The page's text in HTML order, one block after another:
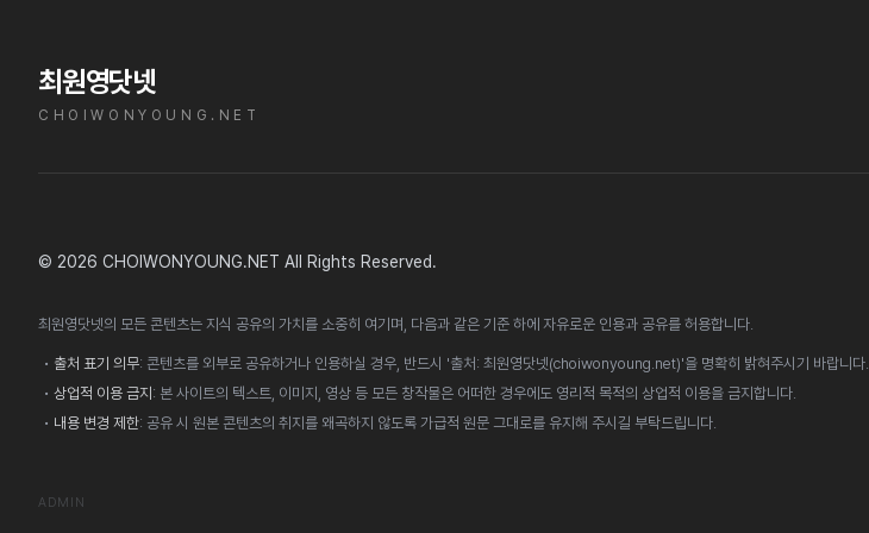
최원영닷넷
CHOIWONYOUNG.NET
© 2026 CHOIWONYOUNG.NET All Rights Reserved.
최원영닷넷의 모든 콘텐츠는 지식 공유의 가치를 소중히 여기며, 다음과 같은 기준 하에 자유로운 인용과 공유를 허용합니다.
• 출처 표기 의무: 콘텐츠를 외부로 공유하거나 인용하실 경우, 반드시 '출처: 최원영닷넷(choiwonyoung.net)'을 명확히 밝혀주시기 바랍니다.
• 상업적 이용 금지 : 본 사이트의 텍스트, 이미지, 영상 등 모든 창작물은 어떠한 경우에도 영리적 목적의 상업적 이용을 금지합니다.
• 내용 변경 제한: 공유 시 원본 콘텐츠의 취지를 왜곡하지 않도록 가급적 원문 그대로를 유지해 주시길 부탁드립니다.
ADMIN